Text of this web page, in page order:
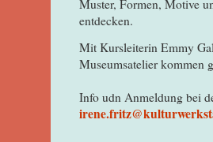
Muster, Formen, Motive
entdecken.
Mit Kursleiterin Emmy
Museumsatelier kommen
Info udn Anmeldung bei